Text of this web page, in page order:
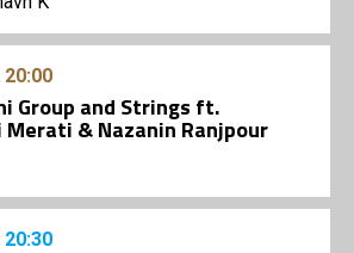
20:00
Group and Strings ft.
Merati & Nazanin Ranjpour
20:30